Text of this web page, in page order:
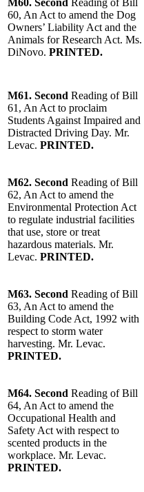
60, An Act to amend the Dog
Owners’ Liability Act and the
Animals for Research Act. Ms.
DiNovo. PRINTED.
M61. Second Reading of Bill
61, An Act to proclaim
Students Against Impaired and
Distracted Driving Day. Mr.
Levac. PRINTED.
M62. Second Reading of Bill
62, An Act to amend the
Environmental Protection Act
to regulate industrial facilities
that use, store or treat
hazardous materials. Mr.
Levac. PRINTED.
M63. Second Reading of Bill
63, An Act to amend the
Building Code Act, 1992 with
respect to storm water
harvesting. Mr. Levac.
PRINTED.
M64. Second Reading of Bill
64, An Act to amend the
Occupational Health and
Safety Act with respect to
scented products in the
workplace. Mr. Levac.
PRINTED.